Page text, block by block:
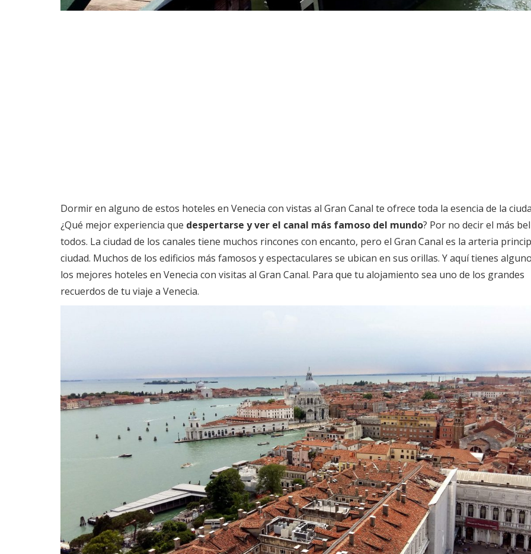
Dormir en alguno de estos hoteles en Venecia con vistas al Gran Canal te ofrece toda la esencia de la
¿Qué mejor experiencia que despertarse y ver el canal más famoso del mundo? Por no decir el más
todos. La ciudad de los canales tiene muchos rincones con encanto, pero el Gran Canal es la arteria
ciudad. Muchos de los edificios más famosos y espectaculares se ubican en sus orillas. Y aquí tienes
los mejores hoteles en Venecia con visitas al Gran Canal. Para que tu alojamiento sea uno de los grandes
recuerdos de tu viaje a Venecia.